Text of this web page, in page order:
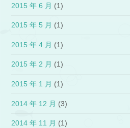
2015 年 6 月 (1)
2015 年 5 月 (1)
2015 年 4 月 (1)
2015 年 2 月 (1)
2015 年 1 月 (1)
2014 年 12 月 (3)
2014 年 11 月 (1)